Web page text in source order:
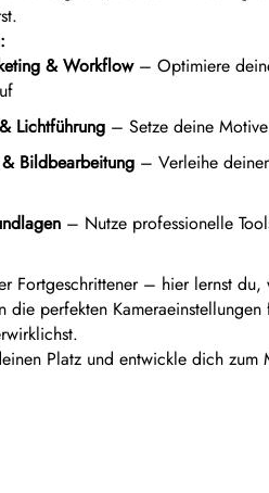
& Workflow– Optimiere
Lichtführung – Setze deine
Bildbearbeitung – Verleihe
– Nutze professionelle
Fortgeschrittener – hier lernst
die perfekten
Platz und entwickle dich zum